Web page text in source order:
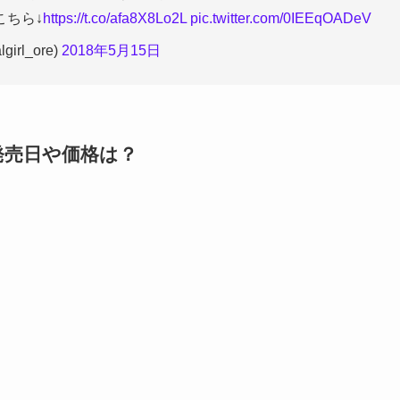
ら↓ https://t.co/afa8X8Lo2L pic.twitter.com/0IEEqOADeV
2018年5月15日
日や価格は？